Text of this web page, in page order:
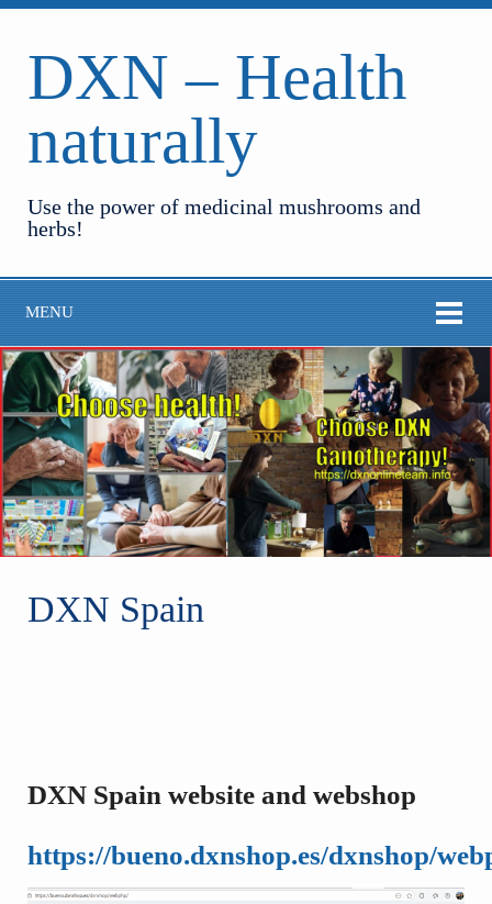
DXN – Health
naturally
Use the power of medicinal mushrooms and
herbs!
MENU
DXN Spain
DXN Spain website and webshop
https://bueno.dxnshop.es/dxnshop/